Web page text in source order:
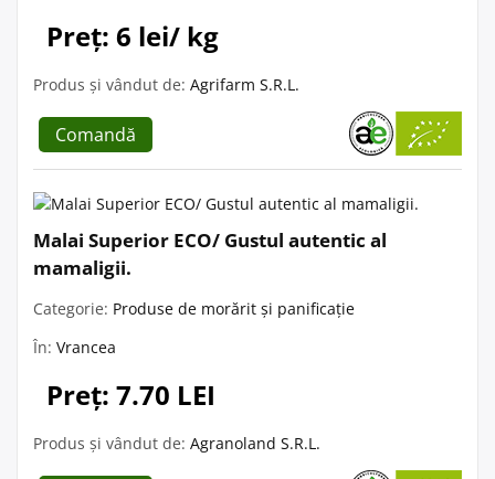
Preț: 6 lei/ kg
Produs și vândut de: Agrifarm S.R.L.
Comandă
Malai Superior ECO/ Gustul autentic al
mamaligii.
Categorie: Produse de morărit și panificație
În: Vrancea
Preț: 7.70 LEI
Produs și vândut de: Agranoland S.R.L.